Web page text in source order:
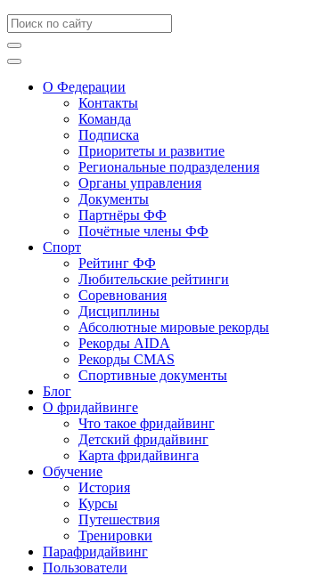
О Федерации
Контакты
Команда
Подписка
Приоритеты и развитие
Региональные подразделения
Органы управления
Документы
Партнёры ФФ
Почётные члены ФФ
Спорт
Рейтинг ФФ
Любительские рейтинги
Соревнования
Дисциплины
Абсолютные мировые рекорды
Рекорды AIDA
Рекорды CMAS
Спортивные документы
Блог
О фридайвинге
Что такое фридайвинг
Детский фридайвинг
Карта фридайвинга
Обучение
История
Курсы
Путешествия
Тренировки
Парафридайвинг
Пользователи